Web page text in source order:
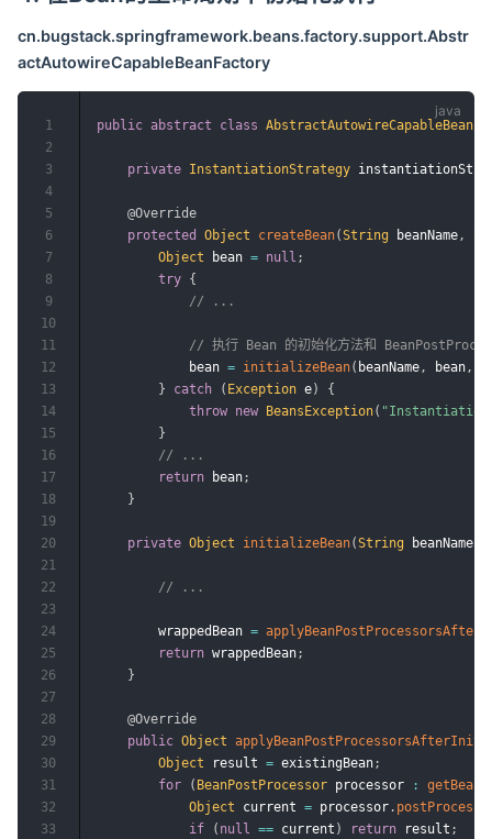
cn.bugstack.springframework.beans.factory.support.Abstr
actAutowireCapableBeanFactory
public abstract class
private InstantiationStrategy
@Override
protected
Object createBean(String beanName,
Object bean = null ;
try {
// ...
// 执行 Bean 的初始化方法和
            bean
= initializeBean( beanName, bean,
}
catch ( Exception e)
{
throw new BeansException(
}
// ...
return bean;
}
private Object initializeBean(String beanName
// ...
        wrappedBean
=
return wrappedBean;
}
@Override
public Object
Object result = existingBean;
for
( BeanPostProcessor processor :
Object current = processor .
if
( null == current ) return result ;
1
2
3
4
5
6
7
8
9
10
11
12
13
14
15
16
17
18
19
20
21
22
23
24
25
26
27
28
29
30
31
32
33